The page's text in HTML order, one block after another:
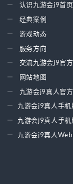
认识九游会j9首页
经典案例
游戏动态
服务方向
交流九游会j9官
网站地图
九游会j9真人官
九游会j9真人手机
九游会j9真人手机
九游会j9真人